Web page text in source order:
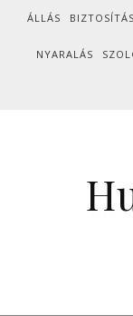
Skip to content
ÁLLÁS BIZTOSÍTÁS
NYARALÁS